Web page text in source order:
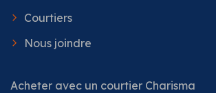
Courtiers
Nous joindre
Acheter avec un courtier Charisma